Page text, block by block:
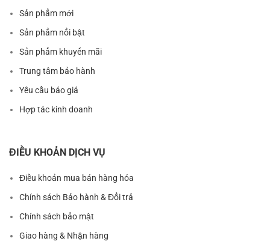
Sản phẩm mới
Sản phẩm nổi bật
Sản phẩm khuyến mãi
Trung tâm bảo hành
Yêu cầu báo giá
Hợp tác kinh doanh
ĐIỀU KHOẢN DỊCH VỤ
Điều khoản mua bán hàng hóa
Chính sách Bảo hành & Đổi trả
Chính sách bảo mật
Giao hàng & Nhận hàng